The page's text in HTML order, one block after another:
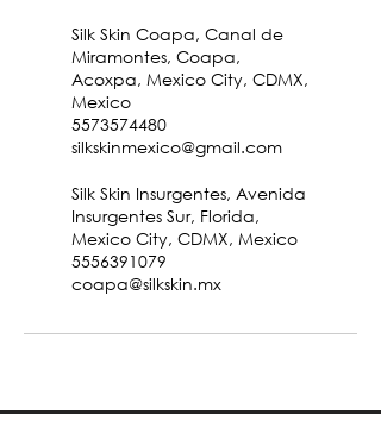
Silk Skin Coapa, Canal de
Miramontes, Coapa,
Acoxpa, Mexico City, CDMX,
Mexico
5573574480
silkskinmexico@gmail.com
Silk Skin Insurgentes, Avenida
Insurgentes Sur, Florida,
Mexico City, CDMX, Mexico
5556391079
coapa@silkskin.mx